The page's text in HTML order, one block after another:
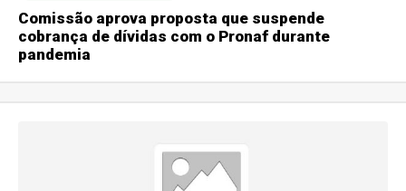
Comissão aprova proposta que suspende
cobrança de dívidas com o Pronaf durante
pandemia